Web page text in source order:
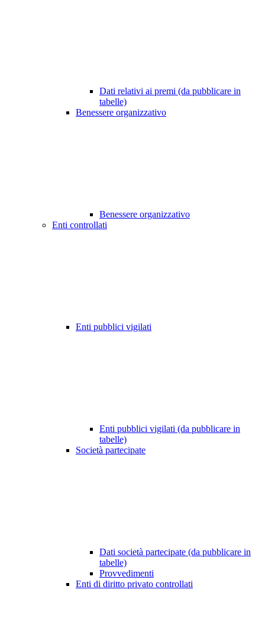
Dati relativi ai premi (da pubblicare in
tabelle)
Benessere organizzativo
Benessere organizzativo
Enti controllati
Enti pubblici vigilati
Enti pubblici vigilati (da pubblicare in
tabelle)
Società partecipate
Dati società partecipate (da pubblicare in
tabelle)
Provvedimenti
Enti di diritto privato controllati